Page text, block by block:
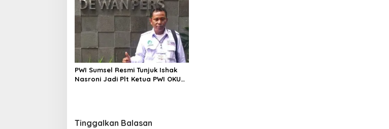
PWI Sumsel Resmi Tunjuk Ishak
Nasroni Jadi Plt Ketua PWI OKU
Tinggalkan Balasan